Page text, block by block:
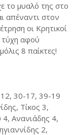
το μυαλό της στο
απέναντι στον
οι Κρητικοί
τύχη αφού
8 παίκτες!
30-17, 39-19
Τίκος 3,
Ανανιάδης 4,
2,